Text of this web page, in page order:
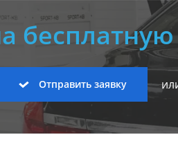
Отправить заявку